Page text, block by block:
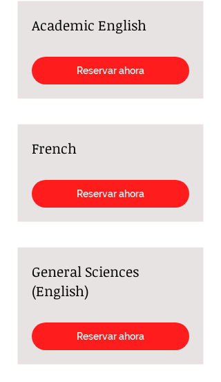
Academic English
Reservar ahora
French
Reservar ahora
General Sciences
(English)
Reservar ahora